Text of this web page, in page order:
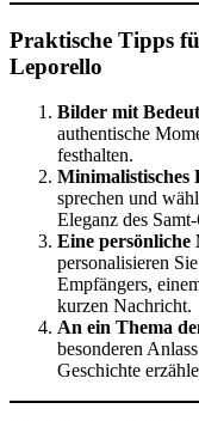
Praktische Tipps
Leporello
Bilder mit
authentische
festhalten.
Minimalistisches
sprechen und
Eleganz des
Eine persönliche
personalisieren
Empfängers,
kurzen Nachricht.
An ein Thema
besonderen
Geschichte